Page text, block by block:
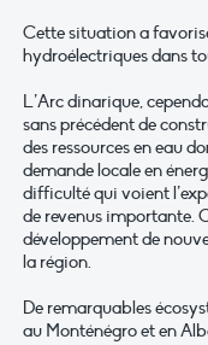
Cette situation a
hydroélectriques dans
L’Arc dinarique,
sans précédent de
des ressources en eau
demande locale en
difficulté qui voient
de revenus importante.
développement de
la région.
De remarquables
au Monténégro et en